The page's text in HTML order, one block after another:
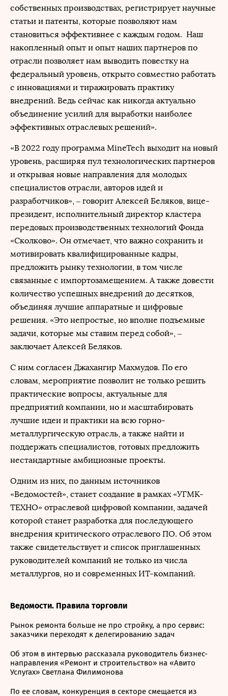
собственных производствах, регистрирует научные
статьи и патенты, которые позволяют нам
становиться эффективнее с каждым годом. Наш
накопленный опыт и опыт наших партнеров по
отрасли позволяет нам выводить повестку на
федеральный уровень, открыто совместно работать
с инновациями и тиражировать практику
внедрений. Ведь сейчас как никогда актуально
объединение усилий для выработки наиболее
эффективных отраслевых решений».
«В 2022 году программа MineTech выходит на новый
уровень, расширяя пул технологических партнеров
и открывая новые направления для молодых
специалистов отрасли, авторов идей и
разработчиков», ‒ говорит Алексей Беляков, вице-
президент, исполнительный директор кластера
передовых производственных технологий Фонда
«Сколково». Он отмечает, что важно сохранить и
мотивировать квалифицированные кадры,
предложить рынку технологии, в том числе
связанные с импортозамещением. А также довести
количество успешных внедрений до десятков,
объединяя лучшие аппаратные и цифровые
решения. «Это непростые, но вполне подъемные
задачи, которые мы ставим перед собой», ‒
заключает Алексей Беляков.
С ним согласен Джахангир Махмудов. По его
словам, мероприятие позволит не только решить
практические вопросы, актуальные для
предприятий компании, но и масштабировать
лучшие идеи и практики на всю горно-
металлургическую отрасль, а также найти и
поддержать специалистов, готовых предложить
нестандартные амбициозные проекты.
Одним из них, по данным источников
«Ведомостей», станет создание в рамках «УГМК-
ТЕХНО» отраслевой цифровой компании, задачей
которой станет разработка для последующего
внедрения критического отраслевого ПО. Об этом
также свидетельствует и список приглашенных
руководителей компаний не только из числа
металлургов, но и современных ИТ-компаний.
Ведомости. Правила торговли
Рынок ремонта больше не про стройку, а про сервис:
заказчики переходят к делегированию задач
Об этом в интервью рассказала руководитель бизнес-
направления «Ремонт и строительство» на «Авито
Услугах» Светлана Филимонова
По ее словам, конкуренция в секторе смещается из